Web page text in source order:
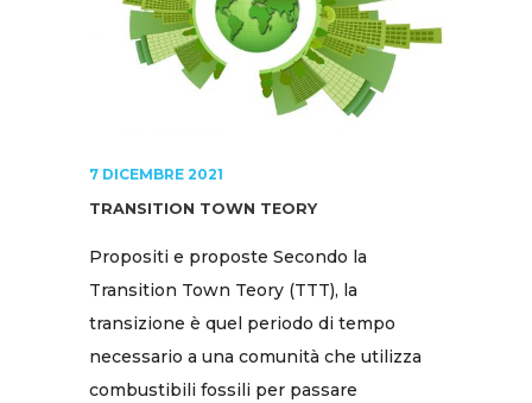
7 DICEMBRE 2021
TRANSITION TOWN TEORY
Propositi e proposte Secondo la
Transition Town Teory (TTT), la
transizione è quel periodo di tempo
necessario a una comunità che utilizza
combustibili fossili per passare